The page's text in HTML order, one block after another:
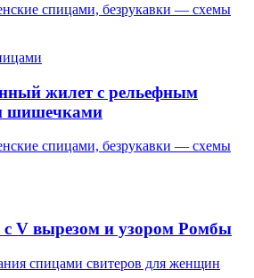
спицами, безрукавки — схемы
жилет с рельефным
шишечками
спицами, безрукавки — схемы
с V вырезом и узором Ромбы
спицами свитеров для женщин